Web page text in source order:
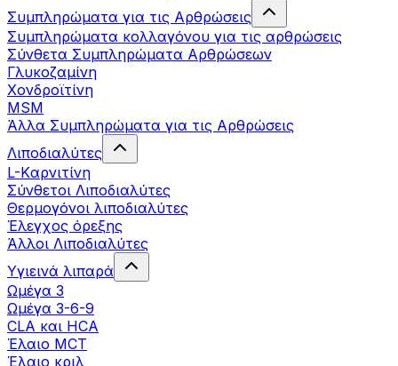
Συμπληρώματα για τις Αρθρώσεις
Συμπληρώματα κολλαγόνου για τις αρθρώσεις
Σύνθετα Συμπληρώματα Αρθρώσεων
Γλυκοζαμίνη
Χονδροϊτίνη
MSM
Άλλα Συμπληρώματα για τις Αρθρώσεις
Λιποδιαλύτες
L-Kαρνιτίνη
Σύνθετοι Λιποδιαλύτες
Θερμογόνοι λιποδιαλύτες
Έλεγχος όρεξης
Άλλοι Λιποδιαλύτες
Υγιεινά λιπαρά
Ωμέγα 3
Ωμέγα 3-6-9
CLA και HCA
Έλαιο MCT
Έλαιο κριλ